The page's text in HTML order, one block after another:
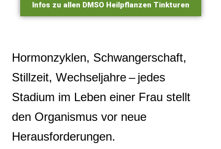
Infos zu allen DMSO Heilpflanzen Tinkturen
Hormonzyklen, Schwangerschaft,
Stillzeit, Wechseljahre – jedes
Stadium im Leben einer Frau stellt
den Organismus vor neue
Herausforderungen.